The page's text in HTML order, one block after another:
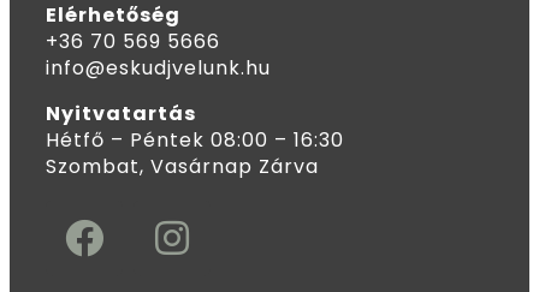
Elérhetőség
+36 70 569 5666
info@eskudjvelunk.hu
Nyitvatartás
Hétfő – Péntek 08:00 – 16:30
Szombat, Vasárnap Zárva